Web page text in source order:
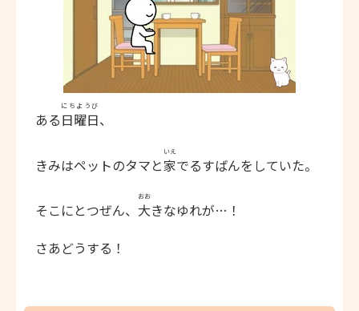
ある日曜日
にちようび
、
きみはペットのタマと家
いえ
でるすばんをしていた。
そこにとつぜん、 大
おお
きなゆれが…！
さあどうする！